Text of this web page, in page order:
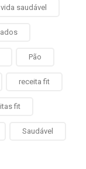
saudável
Pão
receita fit
fit
Saudável